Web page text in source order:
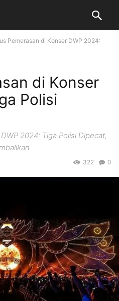
Pemerasan di Konser DWP 2024:
di Konser
Polisi
2024: Tiga Polisi Dipecat,
0
322